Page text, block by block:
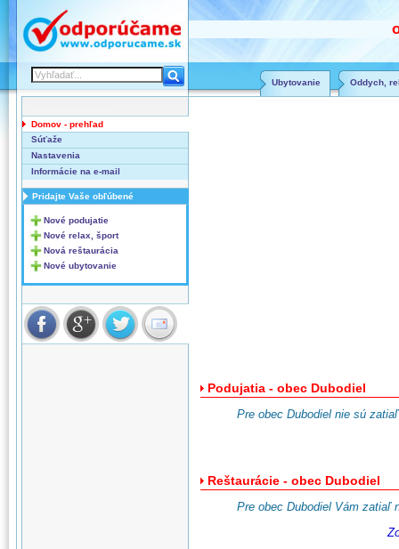
Oddych,
Ubytovanie
Domov - prehľad
Súťaže
Nastavenia
Informácie na e-mail
Pridajte Vaše obľúbené
Nové podujatie
Nové relax, šport
Nová reštaurácia
Nové ubytovanie
Podujatia - obec Dubodiel
Pre obec Dubodiel nie sú
Reštaurácie - obec Dubodiel
Pre obec Dubodiel Vám zatiaľ